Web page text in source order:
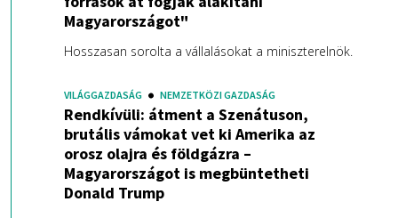
Magyarországot"
Hosszasan sorolta a vállalásokat a miniszterelnök.
VILÁGGAZDASÁG NEMZETKÖZI GAZDASÁG
Rendkívüli: átment a Szenátuson,
brutális vámokat vet ki Amerika az
orosz olajra és földgázra –
Magyarországot is megbüntetheti
Donald Trump